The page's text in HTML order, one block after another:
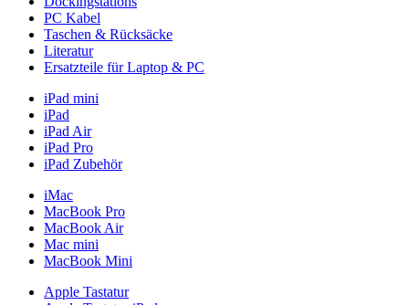
PC Kabel
Taschen & Rücksäcke
Literatur
Ersatzteile für Laptop & PC
iPad mini
iPad
iPad Air
iPad Pro
iPad Zubehör
iMac
MacBook Pro
MacBook Air
Mac mini
MacBook Mini
Apple Tastatur